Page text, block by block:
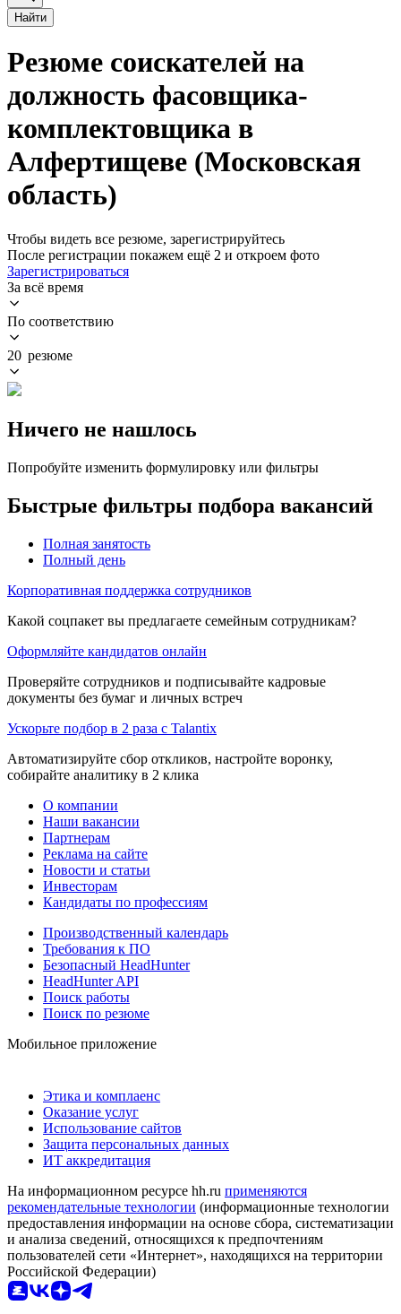
Найти
Резюме соискателей на
должность фасовщика-
комплектовщика в
Алфертищеве (Московская
область)
Чтобы видеть все резюме, зарегистрируйтесь
После регистрации покажем ещё 2 и откроем фото
Зарегистрироваться
За всё время
По соответствию
20 резюме
Ничего не нашлось
Попробуйте изменить формулировку или фильтры
Быстрые фильтры подбора вакансий
Полная занятость
Полный день
Корпоративная поддержка сотрудников
Какой соцпакет вы предлагаете семейным сотрудникам?
Оформляйте кандидатов онлайн
Проверяйте сотрудников и подписывайте кадровые
документы без бумаг и личных встреч
Ускорьте подбор в 2 раза с Talantix
Автоматизируйте сбор откликов, настройте воронку,
собирайте аналитику в 2 клика
О компании
Наши вакансии
Партнерам
Реклама на сайте
Новости и статьи
Инвесторам
Кандидаты по профессиям
Производственный календарь
Требования к ПО
Безопасный HeadHunter
HeadHunter API
Поиск работы
Поиск по резюме
Мобильное приложение
Этика и комплаенс
Оказание услуг
Использование сайтов
Защита персональных данных
ИТ аккредитация
На информационном ресурсе hh.ru применяются
рекомендательные технологии (информационные технологии
предоставления информации на основе сбора, систематизации
и анализа сведений, относящихся к предпочтениям
пользователей сети «Интернет», находящихся на территории
Российской Федерации)